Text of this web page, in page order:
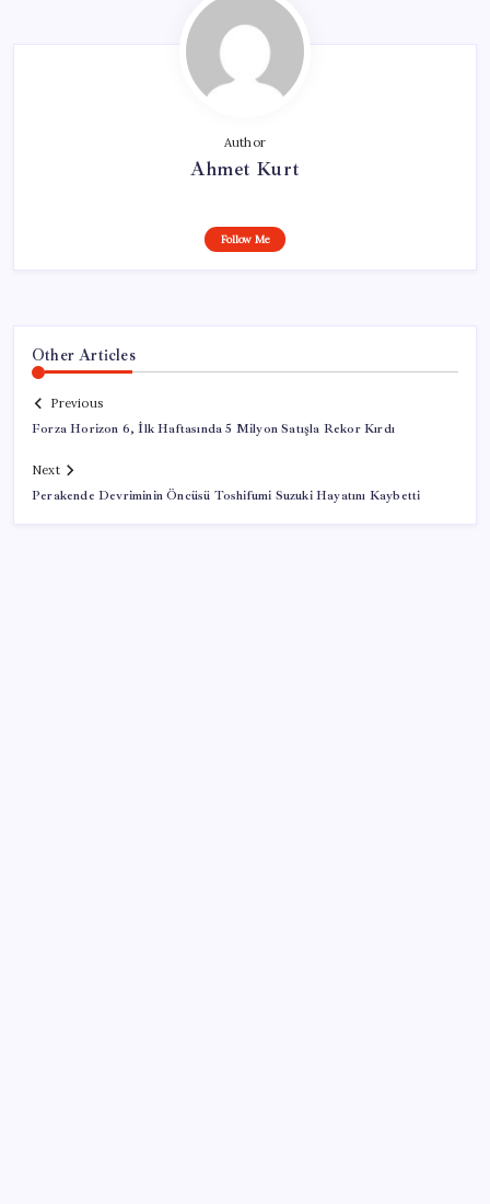
Author
Ahmet Kurt
Follow Me
Other Articles
Previous
Forza Horizon 6, İlk Haftasında 5 Milyon Satışla Rekor Kırdı
Next
Perakende Devriminin Öncüsü Toshifumi Suzuki Hayatını Kaybetti